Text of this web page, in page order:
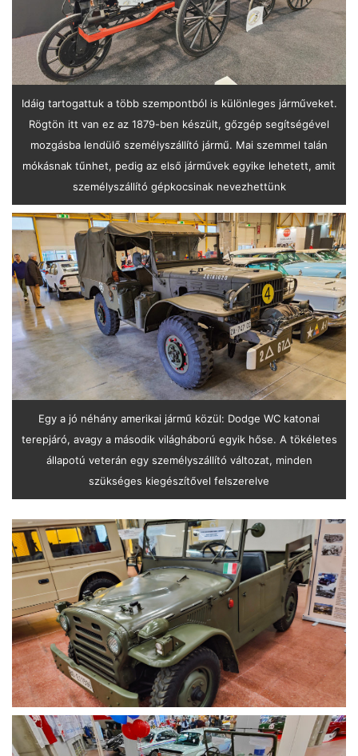
Idáig tartogattuk a több szempontból is különleges járműveket.
Rögtön itt van ez az 1879-ben készült, gőzgép segítségével
mozgásba lendülő személyszállító jármű. Mai szemmel talán
mókásnak tűnhet, pedig az első járművek egyike lehetett, amit
személyszállító gépkocsinak nevezhettünk
Egy a jó néhány amerikai jármű közül: Dodge WC katonai
terepjáró, avagy a második világháború egyik hőse. A tökéletes
állapotú veterán egy személyszállító változat, minden
szükséges kiegészítővel felszerelve